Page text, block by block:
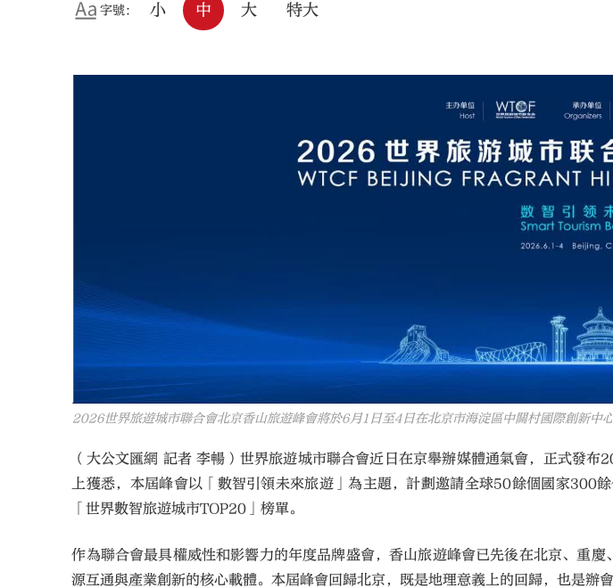
大公文匯
字號： 小 中 大 特大
2026世界旅遊城市聯合會北京香山旅遊峰會將於6月1日至4日在北京市海淀區中關村國際創新中心
（大公文匯網 記者 李暢）世界旅遊城市聯合會近日在京舉辦媒體通氣會，正式發
上獲悉，本屆峰會以「數智引領未來旅遊」為主題，計劃邀請全球50餘個國家
「世界數智旅遊城市TOP20」榜單。
作為聯合會最具權威性和影響力的年度品牌盛會，香山旅遊峰會已先後在北京、重
源互通與產業創新的核心載體。本屆峰會回歸北京，既是地理意義上的回歸，也是辦